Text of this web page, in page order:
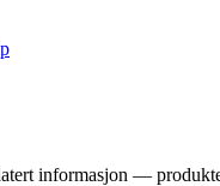
informasjon —